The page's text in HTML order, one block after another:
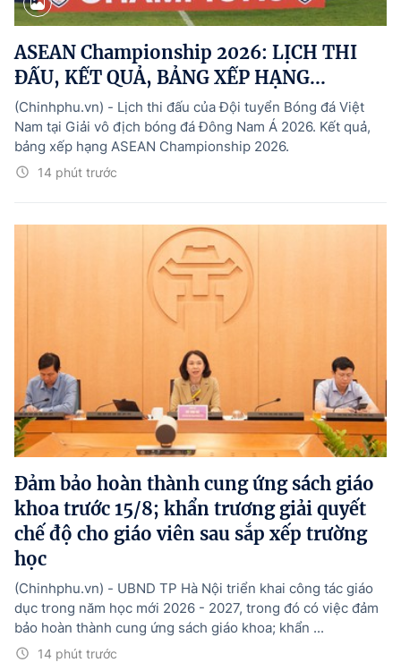
ASEAN Championship 2026: LỊCH THI
ĐẤU, KẾT QUẢ, BẢNG XẾP HẠNG...
14 phút trước
(Chinhphu.vn) - Lịch thi đấu của Đội tuyển Bóng đá Việt
Nam tại Giải vô địch bóng đá Đông Nam Á 2026. Kết quả,
bảng xếp hạng ASEAN Championship 2026.
Đảm bảo hoàn thành cung ứng sách giáo
khoa trước 15/8; khẩn trương giải quyết
chế độ cho giáo viên sau sắp xếp trường
học
14 phút trước
(Chinhphu.vn) - UBND TP Hà Nội triển khai công tác giáo
dục trong năm học mới 2026 - 2027, trong đó có việc đảm
bảo hoàn thành cung ứng sách giáo khoa; khẩn ...